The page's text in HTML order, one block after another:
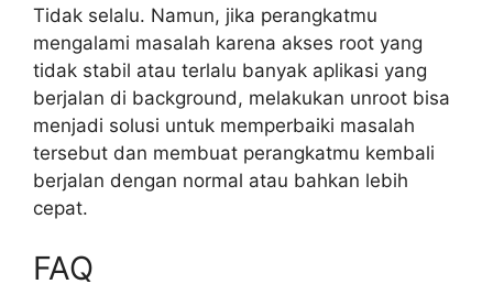
Tidak selalu. Namun, jika perangkatmu
mengalami masalah karena akses root yang
tidak stabil atau terlalu banyak aplikasi yang
berjalan di background, melakukan unroot bisa
menjadi solusi untuk memperbaiki masalah
tersebut dan membuat perangkatmu kembali
berjalan dengan normal atau bahkan lebih
cepat.
FAQ